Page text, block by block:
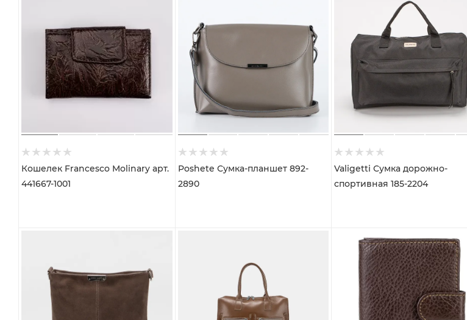
Кошелек Francesco Molinary арт.
441667-1001
Poshete Сумка-планшет 892-
2890
Valigetti Сумка дорожно-
спортивная 185-2204